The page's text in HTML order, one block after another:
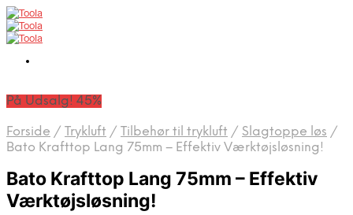
På Udsalg! 45%
Forside / Trykluft / Tilbehør til trykluft / Slagtoppe løs /
Bato Krafttop Lang 75mm – Effektiv Værktøjsløsning!
Bato Krafttop Lang 75mm – Effektiv
Værktøjsløsning!